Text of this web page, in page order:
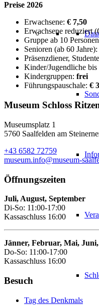
Preise 2026
Erwachsene: € 7,50
Erwachsene reduziert
Gruppe ab 10
Senioren (ab 60 Jahre):
Präsenzdiener,
Kinder/Jugendliche bis
Kindergruppen: frei
Führungspauschale: €
Museum Schloss
Museumsplatz 1
5760 Saalfelden am
+43 6582 72759
museum.info@museum-
Öffnungszeiten
Juli, August, September
Di-So: 11:00-17:00
Kassaschluss 16:00
Jänner, Februar, Mai,
Do-So: 11:00-17:00
Kassaschluss 16:00
Besuch
Tag des Denkmals